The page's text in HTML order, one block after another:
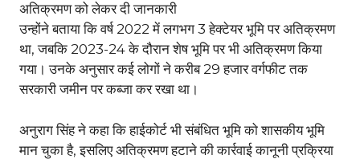
अतिक्रमण को लेकर दी जानकारी
उन्होंने बताया कि वर्ष 2022 में लगभग 3 हेक्टेयर भूमि पर अतिक्रमण
था, जबकि 2023-24 के दौरान शेष भूमि पर भी अतिक्रमण किया
गया। उनके अनुसार कई लोगों ने करीब 29 हजार वर्गफीट तक
सरकारी जमीन पर कब्जा कर रखा था।
अनुराग सिंह ने कहा कि हाईकोर्ट भी संबंधित भूमि को शासकीय भूमि
मान चुका है, इसलिए अतिक्रमण हटाने की कार्रवाई कानूनी प्रक्रिया